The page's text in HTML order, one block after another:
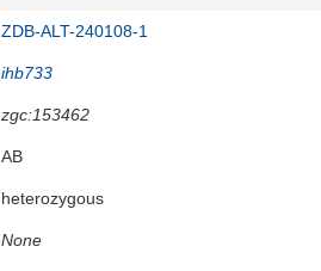
ZDB-ALT-240108-1
ihb733
zgc:153462
AB
heterozygous
None